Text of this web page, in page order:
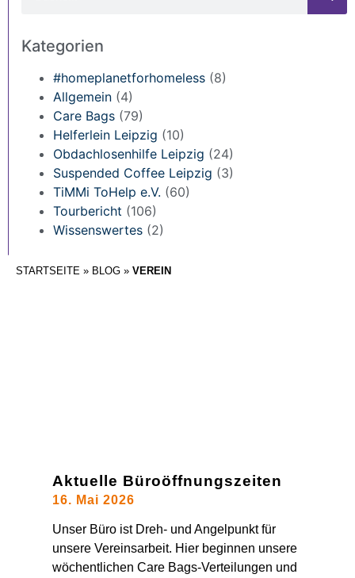
STARTSEITE » BLOG » VEREIN
Aktuelle Büroöffnungszeiten
16. Mai 2026
Unser Büro ist Dreh- und Angelpunkt für
unsere Vereinsarbeit. Hier beginnen unsere
wöchentlichen Care Bags-Verteilungen und
Kategorien
#homeplanetforhomeless (8)
Allgemein (4)
Care Bags (79)
Helferlein Leipzig (10)
Obdachlosenhilfe Leipzig (24)
Suspended Coffee Leipzig (3)
TiMMi ToHelp e.V. (60)
Tourbericht (106)
Wissenswertes (2)